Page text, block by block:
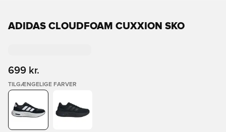
ADIDAS CLOUDFOAM CUXXION SKO
699 kr.
TILGÆNGELIGE FARVER